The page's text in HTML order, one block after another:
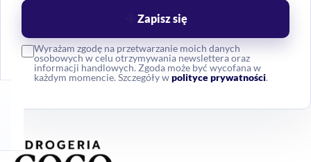
Wyrażam zgodę na przetwarzanie moich danych
osobowych w celu otrzymywania newslettera oraz
informacji handlowych. Zgoda może być wycofana w
każdym momencie. Szczegóły wpolityce prywatności.
Zapisz się